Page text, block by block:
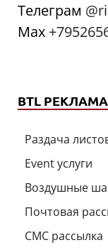
Телеграм
Мах
BTL РЕКЛАМА
Раздача
Event услуги
Воздушные
Почтовая
СМС рассылка